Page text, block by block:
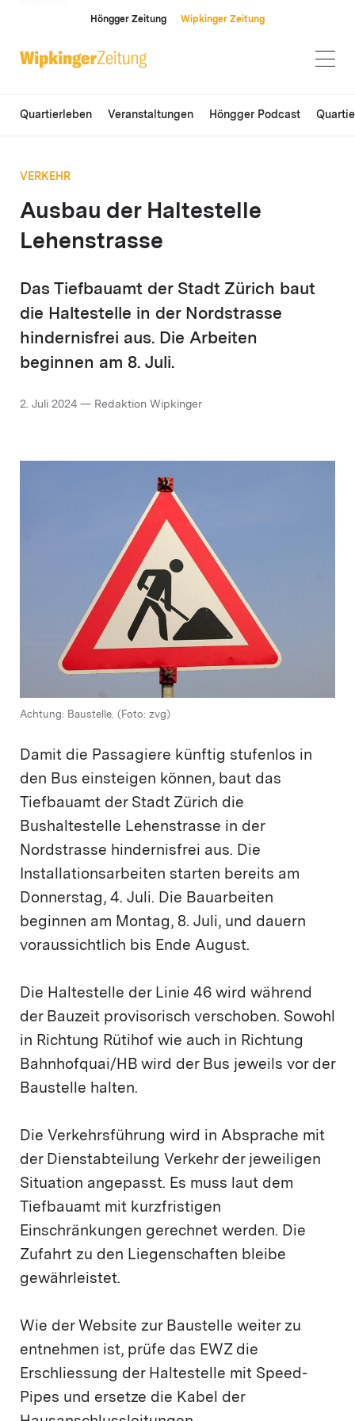
Höngger Zeitung Wipkinger Zeitung
Quartierleben Veranstaltungen Höngger Podcast
VERKEHR
Ausbau der Haltestelle
Lehenstrasse
Das Tiefbauamt der Stadt Zürich baut
die Haltestelle in der Nordstrasse
hindernisfrei aus. Die Arbeiten
beginnen am 8. Juli.
2. Juli 2024 — Redaktion Wipkinger
Achtung: Baustelle. (Foto: zvg)
Damit die Passagiere künftig stufenlos in
den Bus einsteigen können, baut das
Tiefbauamt der Stadt Zürich die
Bushaltestelle Lehenstrasse in der
Nordstrasse hindernisfrei aus. Die
Installationsarbeiten starten bereits am
Donnerstag, 4. Juli. Die Bauarbeiten
beginnen am Montag, 8. Juli, und dauern
voraussichtlich bis Ende August.
Die Haltestelle der Linie 46 wird während
der Bauzeit provisorisch verschoben. Sowohl
in Richtung Rütihof wie auch in Richtung
Bahnhofquai/HB wird der Bus jeweils vor der
Baustelle halten.
Die Verkehrsführung wird in Absprache mit
der Dienstabteilung Verkehr der jeweiligen
Situation angepasst. Es muss laut dem
Tiefbauamt mit kurzfristigen
Einschränkungen gerechnet werden. Die
Zufahrt zu den Liegenschaften bleibe
gewährleistet.
Wie der Website zur Baustelle weiter zu
entnehmen ist, prüfe das EWZ die
Erschliessung der Haltestelle mit Speed-
Pipes und ersetze die Kabel der